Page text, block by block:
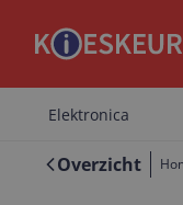
Elektronica
Overzicht